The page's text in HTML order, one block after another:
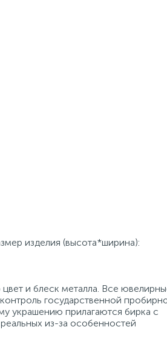
изделия (высота*ширина):
и блеск металла. Все
государственной
украшению прилагаются бирка с
из-за особенностей